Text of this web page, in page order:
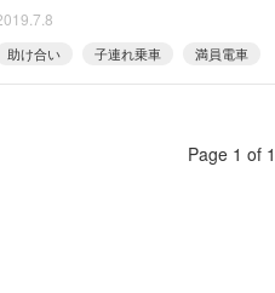
助け合い 子連れ乗車 満員電車
Page 1 of 1